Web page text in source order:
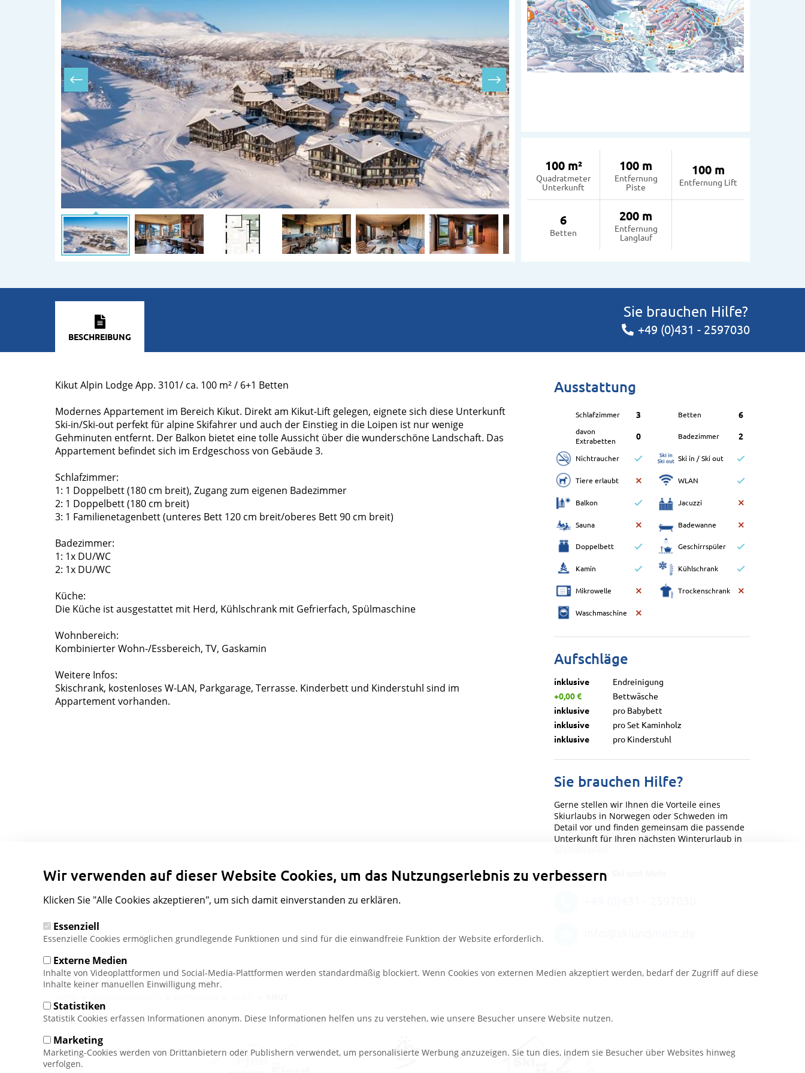
100 m²
Quadratmeter
Unterkunft
100 m
Entfernung
Piste
100 m
Entfernung Lift
6
Betten
200 m
Entfernung
Langlauf
BESCHREIBUNG
Sie brauchen Hilfe?
+49 (0)431 - 2597030
Kikut Alpin Lodge App. 3101/ ca. 100 m² / 6+1 Betten
Modernes Appartement im Bereich Kikut. Direkt am Kikut-Lift gelegen, eignete sich diese Unterkunft
Ski-in/Ski-out perfekt für alpine Skifahrer und auch der Einstieg in die Loipen ist nur wenige
Gehminuten entfernt. Der Balkon bietet eine tolle Aussicht über die wunderschöne Landschaft. Das
Appartement befindet sich im Erdgeschoss von Gebäude 3.
Schlafzimmer:
1: 1 Doppelbett (180 cm breit), Zugang zum eigenen Badezimmer
2: 1 Doppelbett (180 cm breit)
3: 1 Familienetagenbett (unteres Bett 120 cm breit/oberes Bett 90 cm breit)
Badezimmer:
1: 1x DU/WC
2: 1x DU/WC
Küche:
Die Küche ist ausgestattet mit Herd, Kühlschrank mit Gefrierfach, Spülmaschine
Wohnbereich:
Kombinierter Wohn-/Essbereich, TV, Gaskamin
Weitere Infos:
Skischrank, kostenloses W-LAN, Parkgarage, Terrasse. Kinderbett und Kinderstuhl sind im
Appartement vorhanden.
Ausstattung
Schlafzimmer 3 Betten 6
davon
Extrabetten
0 Badezimmer 2
Nichtraucher Ski in / Ski out
Tiere erlaubt WLAN
Balkon Jacuzzi
Sauna Badewanne
Doppelbett Geschirrspüler
Kamin Kühlschrank
Mikrowelle Trockenschrank
Waschmaschine
Aufschläge
inklusive
Endreinigung
+0,00 €
Bettwäsche
inklusive
pro Babybett
inklusive
pro Set Kaminholz
inklusive
pro Kinderstuhl
Sie brauchen Hilfe?
Gerne stellen wir Ihnen die Vorteile eines
Skiurlaubs in Norwegen oder Schweden im
Detail vor und finden gemeinsam die passende
Unterkunft für Ihren nächsten Winterurlaub in
Ihr Team von Ski und Mehr
Pfadnavigation
Wir verwenden auf dieser Website Cookies, um das Nutzungserlebnis zu verbessern
Klicken Sie "Alle Cookies akzeptieren", um sich damit einverstanden zu erklären.
Essenziell
Essenzielle Cookies ermöglichen grundlegende Funktionen und sind für die einwandfreie Funktion der Website erforderlich.
Externe Medien
Inhalte von Videoplattformen und Social-Media-Plattformen werden standardmäßig blockiert. Wenn Cookies von externen Medien akzeptiert werden, bedarf der Zugriff auf diese
Inhalte keiner manuellen Einwilligung mehr.
Statistiken
Statistik Cookies erfassen Informationen anonym. Diese Informationen helfen uns zu verstehen, wie unsere Besucher unsere Website nutzen.
Marketing
Marketing-Cookies werden von Drittanbietern oder Publishern verwendet, um personalisierte Werbung anzuzeigen. Sie tun dies, indem sie Besucher über Websites hinweg
verfolgen.